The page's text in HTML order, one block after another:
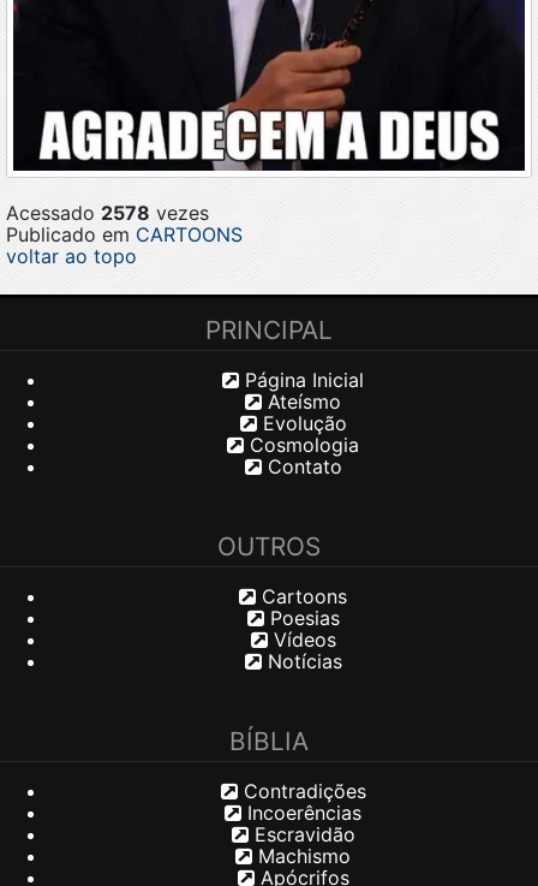
Acessado 2578 vezes
Publicado em CARTOONS
voltar ao topo
PRINCIPAL
Página Inicial
Ateísmo
Evolução
Cosmologia
Contato
OUTROS
Cartoons
Poesias
Vídeos
Notícias
BÍBLIA
Contradições
Incoerências
Escravidão
Machismo
Apócrifos